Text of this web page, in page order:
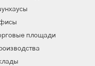
площади